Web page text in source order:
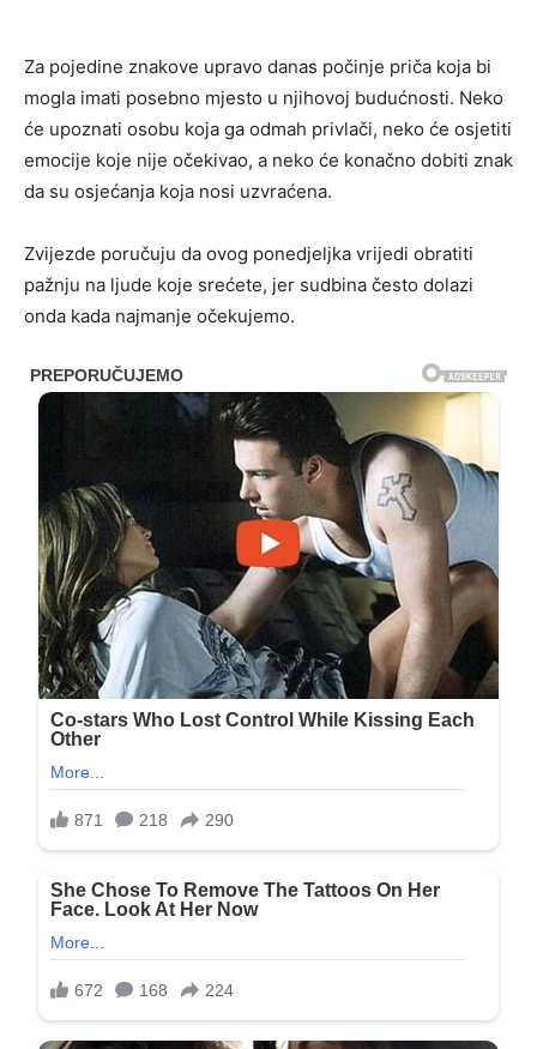
Za pojedine znakove upravo danas počinje priča koja bi
mogla imati posebno mjesto u njihovoj budućnosti. Neko
će upoznati osobu koja ga odmah privlači, neko će osjetiti
emocije koje nije očekivao, a neko će konačno dobiti znak
da su osjećanja koja nosi uzvraćena.
Zvijezde poručuju da ovog ponedjeljka vrijedi obratiti
pažnju na ljude koje srećete, jer sudbina često dolazi
onda kada najmanje očekujemo.